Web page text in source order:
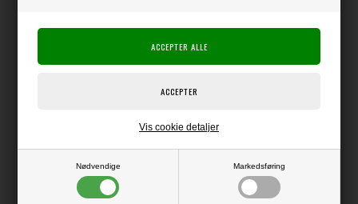
Nødvendige Markedsføring
Vis cookie detaljer
Varen er på lager
Lækkert og elegant karton, der minder meget om Majestic Papir i
overfladen og har det samme flotte perlemorsskær.
Med perlemor på begge sider.